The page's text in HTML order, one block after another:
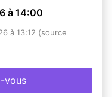
à 14:00
à 13:12 (source
vous